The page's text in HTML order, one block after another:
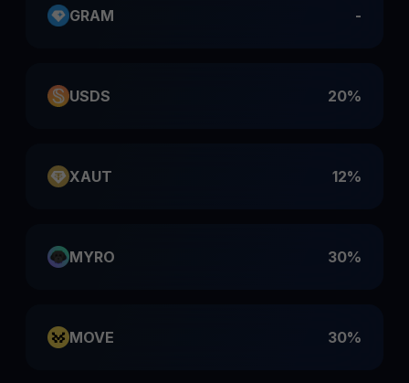
GRAM -
USDS 20%
XAUT 12%
MYRO 30%
MOVE 30%